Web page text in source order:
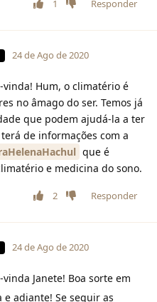
1 Responder
24 de Ago de 2020
vinda! Hum, o climatério é
no âmago do ser. Temos já
que podem ajudá-la a ter
de informações com a
que é
e medicina do sono.
2 Responder
24 de Ago de 2020
vinda Janete! Boa sorte em
adiante! Se seguir as